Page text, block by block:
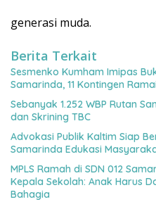
generasi muda.
Berita Terkait
Sesmenko Kumham Imipas
Samarinda, 11 Kontingen
Sebanyak 1.252 WBP Rutan
dan Skrining TBC
Advokasi Publik Kaltim Siap
Samarinda Edukasi
MPLS Ramah di SDN 012
Kepala Sekolah: Anak Harus
Bahagia